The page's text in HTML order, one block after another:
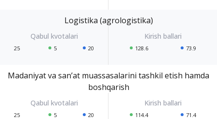
Logistika (agrologistika)
25 5 20 128.6 73.9
Madaniyat va san’at muassasalarini tashkil etish hamda
boshqarish
25 5 20 114.4 71.4